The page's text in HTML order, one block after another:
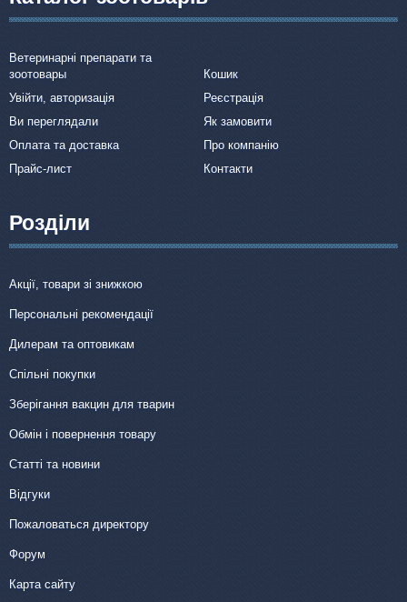
Ветеринарні препарати та
зоотовары
Кошик
Увійти, авторизація
Реєстрація
Ви переглядали
Як замовити
Оплата та доставка
Про компанію
Прайс-лист
Контакти
Розділи
Акції, товари зі знижкою
Персональні рекомендації
Дилерам та оптовикам
Спільні покупки
Зберігання вакцин для тварин
Обмін і повернення товару
Статті та новини
Відгуки
Пожаловаться директору
Форум
Карта сайту